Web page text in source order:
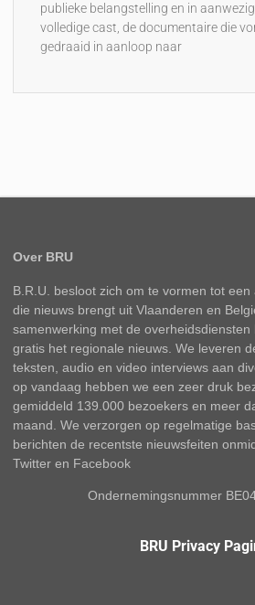
publieke belangstelling en in
volledige cast, de documentaire die
gedraaid in aanloop naar
Over BRU
B.R.U. besloot zich om te vormen tot
die nieuws brengt uit Vlaanderen en
samenwerking met de
gratis het regionale nieuws. We leveren
teksten, audio en video interviews aan
op vandaag hebben we een zeer druk
gemiddeld 139.000 bezoekers en meer
maand. We verzorgen op regelmatige
berichten de recentste nieuwsfeiten
Twitter en Facebook
Ondernemingsnummer
BRU Privacy